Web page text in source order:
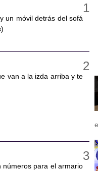
un móvil detrás del sofá
van a la izda arriba y te
números para el armario